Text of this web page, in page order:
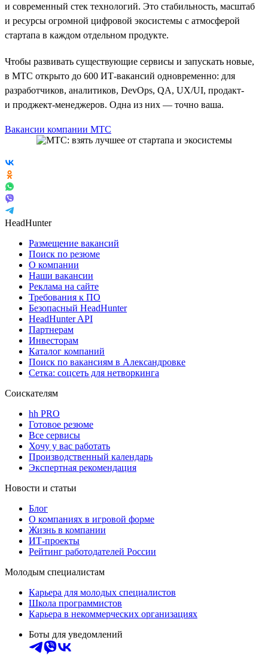
и современный стек технологий. Это стабильность, масштаб
и ресурсы огромной цифровой экосистемы с атмосферой
стартапа в каждом отдельном продукте.
Чтобы развивать существующие сервисы и запускать новые,
в МТС открыто до 600 ИТ-вакансий одновременно: для
разработчиков, аналитиков, DevOps, QA, UX/UI, продакт-
и проджект-менеджеров. Одна из них — точно ваша.
Вакансии компании МТС
HeadHunter
Размещение вакансий
Поиск по резюме
О компании
Наши вакансии
Реклама на сайте
Требования к ПО
Безопасный HeadHunter
HeadHunter API
Партнерам
Инвесторам
Каталог компаний
Поиск по вакансиям в Александровке
Сетка: соцсеть для нетворкинга
Соискателям
hh PRO
Готовое резюме
Все сервисы
Хочу у вас работать
Производственный календарь
Экспертная рекомендация
Новости и статьи
Блог
О компаниях в игровой форме
Жизнь в компании
ИТ-проекты
Рейтинг работодателей России
Молодым специалистам
Карьера для молодых специалистов
Школа программистов
Карьера в некоммерческих организациях
Боты для уведомлений